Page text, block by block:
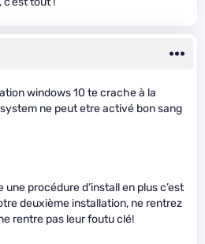
windows 10 te crache à la
ne peut etre activé bon sang
procédure d’install en plus c’est
deuxième installation, ne rentrez
rentre pas leur foutu clé!